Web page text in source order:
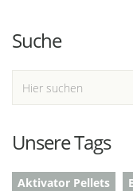
Suche
Unsere Tags
Aktivator Pellets